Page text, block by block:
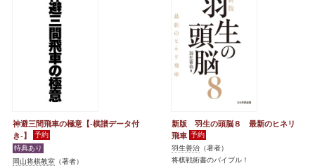
神避三間飛車の極意【-棋譜データ付
き-】
岡山将棋教室 （著者）
新版 羽生の頭脳８ 最新のヒネリ
飛車
羽生善治 （著者）
将棋戦術書のバイブル！